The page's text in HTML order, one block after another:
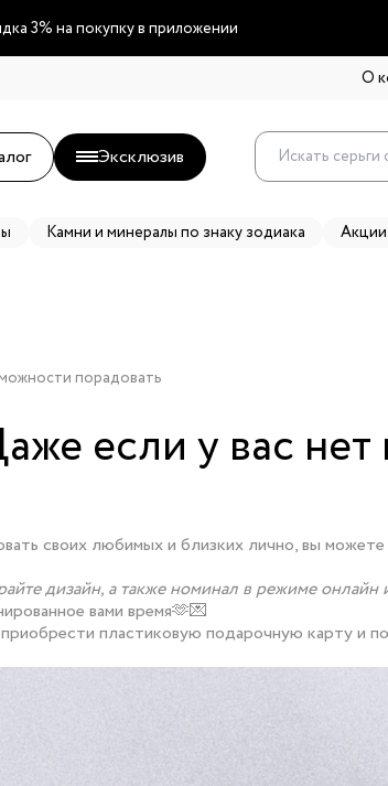
3% на покупку в приложении
О
Эксклюзив
Камни и минералы по знаку зодиака Акции
порадовать
если у вас
своих любимых и близких лично, вы
дизайн, а также номинал в режиме
вами время🫶💌
пластиковую подарочную карту и